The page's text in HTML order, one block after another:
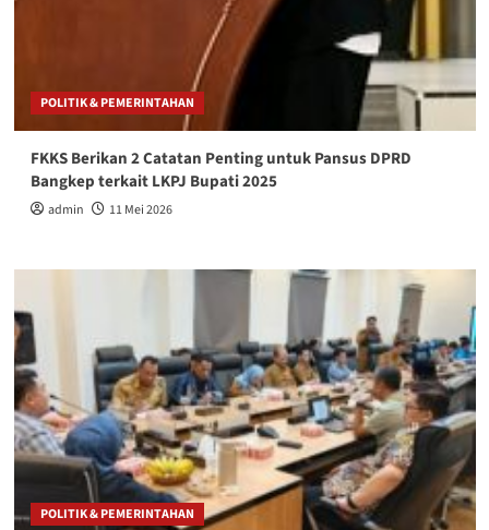
POLITIK & PEMERINTAHAN
FKKS Berikan 2 Catatan Penting untuk Pansus DPRD
Bangkep terkait LKPJ Bupati 2025
admin 11 Mei 2026
POLITIK & PEMERINTAHAN